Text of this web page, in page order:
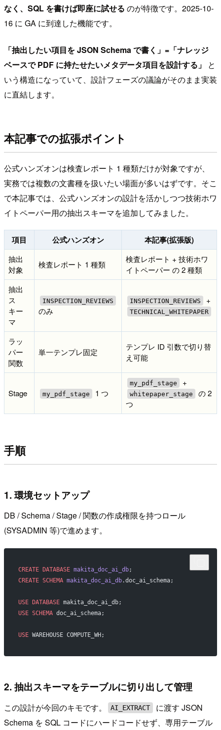
なく、SQL を書けば即座に試せる のが特徴です。2025-10-
16 に GA に到達した機能です。
「抽出したい項目を JSON Schema で書く」=「ナレッジ
ベースで PDF に持たせたいメタデータ項目を設計する」
と
いう構造になっていて、設計フェーズの議論がそのまま実装
に直結します。
本記事での拡張ポイント
公式ハンズオンは検査レポート 1 種類だけが対象ですが、
実務では複数の文書種を扱いたい場面が多いはずです。そこ
で本記事では、公式ハンズオンの設計を活かしつつ技術ホワ
イトペーパー用の抽出スキーマを追加してみました。
項目 公式ハンズオン 本記事(拡張版)
抽出
対象
検査レポート 1 種類
検査レポート + 技術ホワ
イトペーパー の 2 種類
抽出
ス
キー
マ
INSPECTION_REVIEWS
のみ
INSPECTION_REVIEWS +
TECHNICAL_WHITEPAPER
ラッ
パー
関数
単一テンプレ固定
テンプレ ID 引数で切り替
え可能
Stage my_pdf_stage 1 つ
my_pdf_stage +
whitepaper_stage
の 2
つ
手順
1. 環境セットアップ
DB / Schema / Stage / 関数の作成権限を持つロール
(SYSADMIN 等)で進めます。
CREATE DATABASE makita_doc_ai_db;
CREATE SCHEMA makita_doc_ai_db.doc_ai_schema;
USE DATABASE makita_doc_ai_db;
USE SCHEMA doc_ai_schema;
USE WAREHOUSE COMPUTE_WH;
2. 抽出スキーマをテーブルに切り出して管理
この設計が今回のキモです。 AI_EXTRACT
に渡す JSON
Schema を SQL コードにハードコードせず、専用テーブル